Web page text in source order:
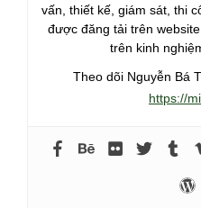
vấn, thiết kế, giám sát, thi
được đăng tải trên
trên kinh
Theo dõi Nguyễn Bá
https://